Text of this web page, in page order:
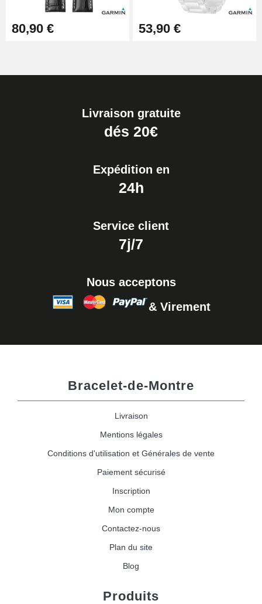
80,90 € 53,90 €
Livraison gratuite
dés 20€
Expédition en
24h
Service client
7j/7
Nous acceptons
& Virement
Bracelet-de-Montre
Livraison
Mentions légales
Conditions d'utilisation et Générales de vente
Paiement sécurisé
Inscription
Mon compte
Contactez-nous
Plan du site
Blog
Produits